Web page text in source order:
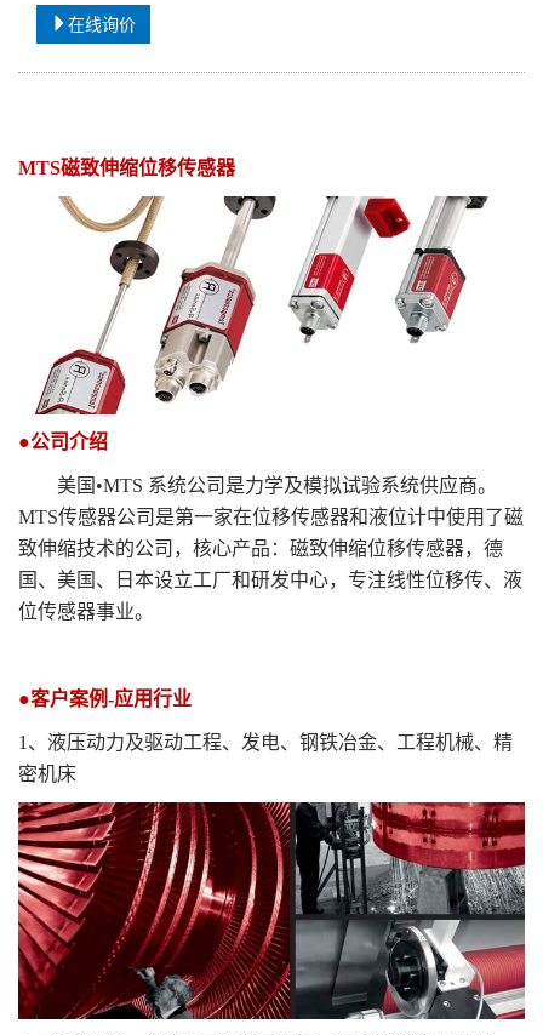
在线询价
MTS磁致伸缩位移传感器
●公司介绍
美国•MTS 系统公司是力学及模拟试验系统供应商。
MTS传感器公司是第一家在位移传感器和液位计中使用了磁
致伸缩技术的公司，核心产品：磁致伸缩位移传感器，德
国、美国、日本设立工厂和研发中心，专注线性位移传、液
位传感器事业。
●客户案例-应用行业
1 、液压动力及驱动工程、发电、钢铁冶金、工程机械、精
密机床